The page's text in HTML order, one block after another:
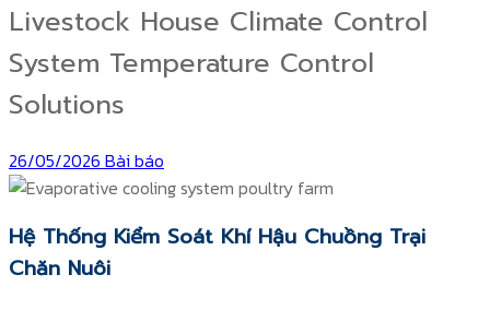
Livestock House Climate Control
System Temperature Control
Solutions
26/05/2026 Bài báo
Hệ Thống Kiểm Soát Khí Hậu Chuồng Trại
Chăn Nuôi